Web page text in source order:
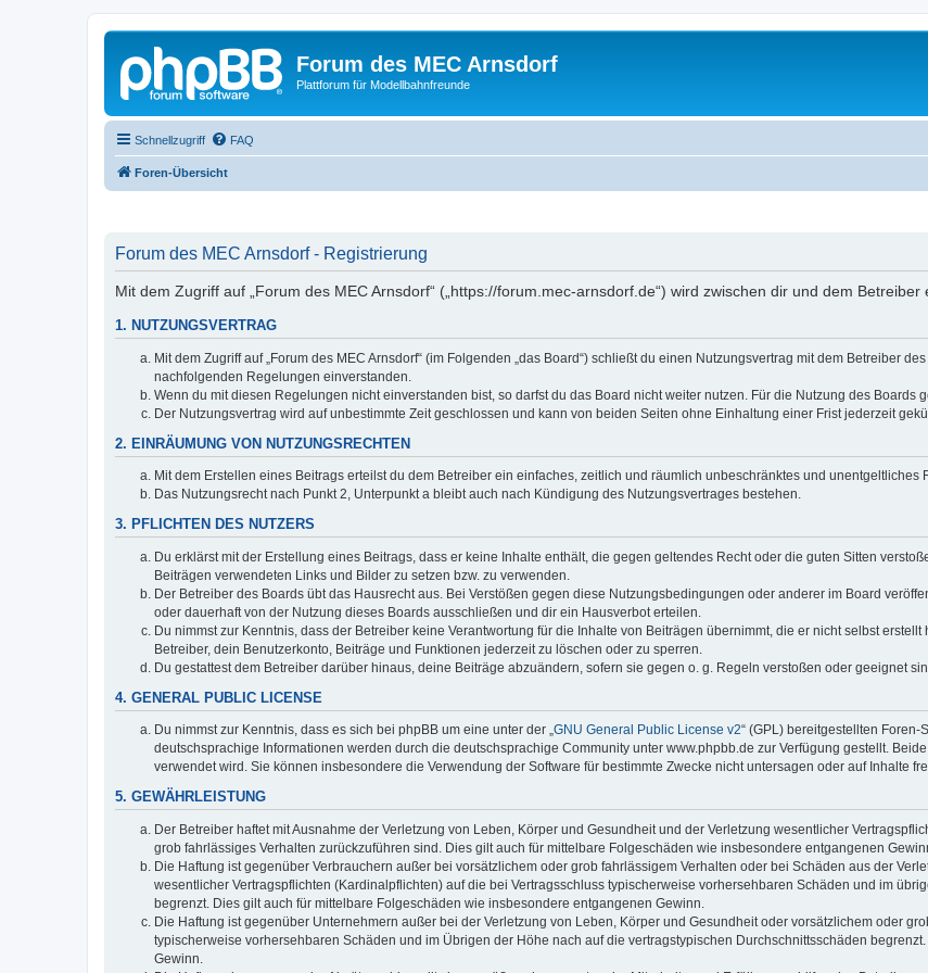
Forum des MEC Arnsdorf
Plattforum für Modellbahnfreunde
Schnellzugriff FAQ
Foren-Übersicht
Forum des MEC Arnsdorf - Registrierung
Mit dem Zugriff auf „Forum des MEC Arnsdorf“ („https://forum.mec-arnsdorf.de“) wird zwischen dir und dem
1. NUTZUNGSVERTRAG
Mit dem Zugriff auf „Forum des MEC Arnsdorf“ (im Folgenden „das Board“) schließt du einen Nutzungsvertrag mit dem Betreiber
nachfolgenden Regelungen einverstanden.
Wenn du mit diesen Regelungen nicht einverstanden bist, so darfst du das Board nicht weiter nutzen. Für die Nutzung des
Der Nutzungsvertrag wird auf unbestimmte Zeit geschlossen und kann von beiden Seiten ohne Einhaltung einer Frist jederzeit
2. EINRÄUMUNG VON NUTZUNGSRECHTEN
Mit dem Erstellen eines Beitrags erteilst du dem Betreiber ein einfaches, zeitlich und räumlich unbeschränktes und
Das Nutzungsrecht nach Punkt 2, Unterpunkt a bleibt auch nach Kündigung des Nutzungsvertrages bestehen.
3. PFLICHTEN DES NUTZERS
Du erklärst mit der Erstellung eines Beitrags, dass er keine Inhalte enthält, die gegen geltendes Recht oder die guten Sitten
Beiträgen verwendeten Links und Bilder zu setzen bzw. zu verwenden.
Der Betreiber des Boards übt das Hausrecht aus. Bei Verstößen gegen diese Nutzungsbedingungen oder anderer im Board
oder dauerhaft von der Nutzung dieses Boards ausschließen und dir ein Hausverbot erteilen.
Du nimmst zur Kenntnis, dass der Betreiber keine Verantwortung für die Inhalte von Beiträgen übernimmt, die er nicht selbst
Betreiber, dein Benutzerkonto, Beiträge und Funktionen jederzeit zu löschen oder zu sperren.
Du gestattest dem Betreiber darüber hinaus, deine Beiträge abzuändern, sofern sie gegen o. g. Regeln verstoßen oder geeignet
4. GENERAL PUBLIC LICENSE
Du nimmst zur Kenntnis, dass es sich bei phpBB um eine unter der „GNU General Public License v2“ (GPL) bereitgestellten
deutschsprachige Informationen werden durch die deutschsprachige Community unter www.phpbb.de zur Verfügung gestellt.
verwendet wird. Sie können insbesondere die Verwendung der Software für bestimmte Zwecke nicht untersagen oder auf Inhalte
5. GEWÄHRLEISTUNG
Der Betreiber haftet mit Ausnahme der Verletzung von Leben, Körper und Gesundheit und der Verletzung wesentlicher
grob fahrlässiges Verhalten zurückzuführen sind. Dies gilt auch für mittelbare Folgeschäden wie insbesondere entgangenen
Die Haftung ist gegenüber Verbrauchern außer bei vorsätzlichem oder grob fahrlässigem Verhalten oder bei Schäden aus der
wesentlicher Vertragspflichten (Kardinalpflichten) auf die bei Vertragsschluss typischerweise vorhersehbaren Schäden und im
begrenzt. Dies gilt auch für mittelbare Folgeschäden wie insbesondere entgangenen Gewinn.
Die Haftung ist gegenüber Unternehmern außer bei der Verletzung von Leben, Körper und Gesundheit oder vorsätzlichem oder
typischerweise vorhersehbaren Schäden und im Übrigen der Höhe nach auf die vertragstypischen Durchschnittsschäden
Gewinn.